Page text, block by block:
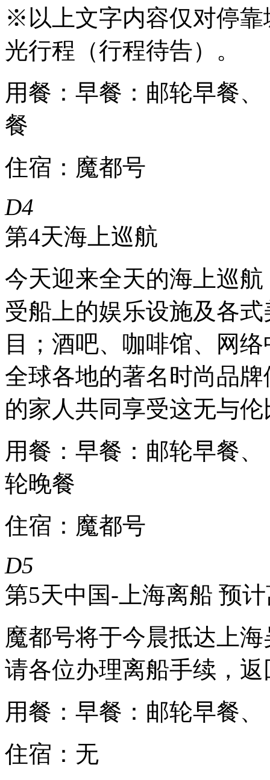
※以上文字内容仅对停
光行程（行程待告）。
用餐：早餐：邮轮早餐
餐
住宿：魔都号
D4
第4天海上巡航
今天迎来全天的海上巡
受船上的娱乐设施及各
目；酒吧、咖啡馆、网
全球各地的著名时尚品
的家人共同享受这无与
用餐：早餐：邮轮早餐
轮晚餐
住宿：魔都号
D5
第5天中国-上海离船 预
魔都号将于今晨抵达上
请各位办理离船手续，
用餐：早餐：邮轮早餐
住宿：无